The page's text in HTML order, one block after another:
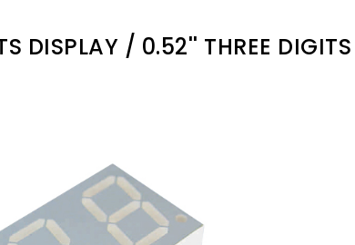
DISPLAY / 0.52'' THREE DIGITS